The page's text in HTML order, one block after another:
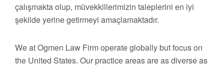
çalışmakta olup, müvekkillerimizin taleplerini en iyi
şekilde yerine getirmeyi amaçlamaktadır.
We at Ogmen Law Firm operate globally but focus on
the United States. Our practice areas are as diverse as